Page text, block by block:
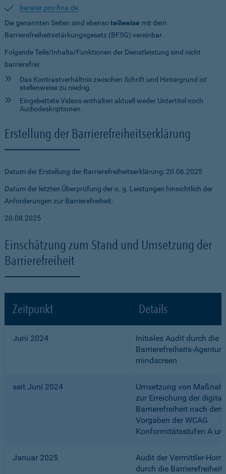
berater.pro-fina.de
Die genannten Seiten sind ebensoteilweise mit dem
Barrierefreiheitsstärkungsgesetz (BFSG) vereinbar.
Folgende Teile/Inhalte/Funktionen der Dienstleistung sind nicht
barrierefrei:
Das Kontrastverhältnis zwischen Schrift und Hintergrund ist
stellenweise zu niedrig.
Eingebettete Videos enthalten aktuell weder Untertitel noch
Audiodeskriptionen.
Erstellung der Barrierefreiheitserklärung
Datum der Erstellung der Barrierefreiheitserklärung: 20.06.2025
Datum der letzten Überprüfung der o. g. Leistungen hinsichtlich der
Anforderungen zur Barrierefreiheit:
20.08.2025
Einschätzung zum Stand und Umsetzung der
Barrierefreiheit
Zeitpunkt Details
Juni 2024
Initiales Audit durch die
Barrierefreiheits-Agentur
mindscreen
seit Juni 2024
Umsetzung von
zur Erreichung der
Barrierefreiheit nach den
Vorgaben der WCAG
Konformitätsstufen A
Januar 2025
Audit der Vermittler-
durch die